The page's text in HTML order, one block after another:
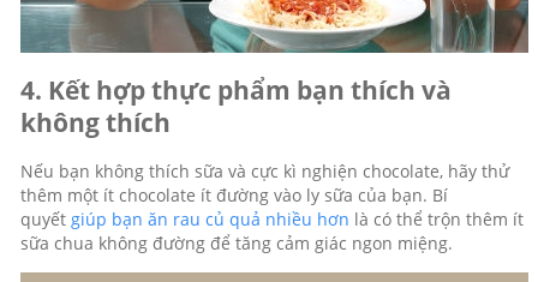
4. Kết hợp thực phẩm bạn thích và
không thích
Nếu bạn không thích sữa và cực kì nghiện chocolate, hãy thử
thêm một ít chocolate ít đường vào ly sữa của bạn. Bí
quyết giúp bạn ăn rau củ quả nhiều hơn là có thể trộn thêm ít
sữa chua không đường để tăng cảm giác ngon miệng.